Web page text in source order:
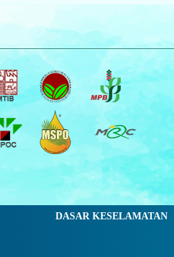
DASAR KESELAMATAN